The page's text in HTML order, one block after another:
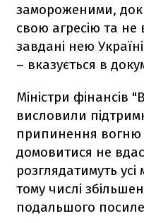
замороженими,
свою агресію та не
завдані нею
– вказується в
Міністри фінансів
висловили
припинення вогню
домовитися не
розглядатимуть
тому числі
подальшого